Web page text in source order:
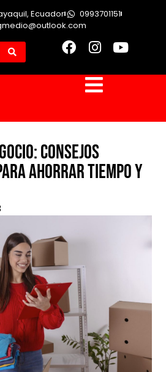
Ecuador
0993701151
Consejos
ahorrar tiempo y